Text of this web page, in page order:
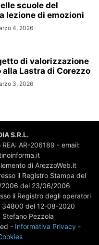
scuole del
lezione di emozioni
4, 2026
di valorizzazione
alla Lastra di Corezzo
3, 2026
S.R.L.
AR-206189 - email:
di ArezzoWeb.it
il Registro Stampa del
2006 del 23/06/2006
il Registro degli operatori
34800 del 12-08-2020
Pezzola
- Informativa Privacy-